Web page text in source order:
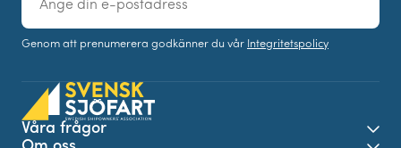
post
Genom att prenumerera godkänner du vår Integritetspolicy
Våra frågor